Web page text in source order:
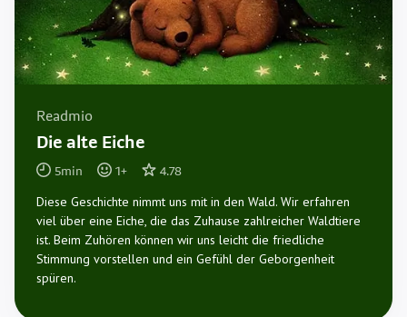
Readmio
Die alte Eiche
5min 1+ 4.78
Diese Geschichte nimmt uns mit in den Wald. Wir erfahren
viel über eine Eiche, die das Zuhause zahlreicher Waldtiere
ist. Beim Zuhören können wir uns leicht die friedliche
Stimmung vorstellen und ein Gefühl der Geborgenheit
spüren.